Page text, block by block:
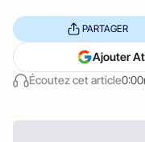
Écoutez cet article
PARTAGER
Ajouter